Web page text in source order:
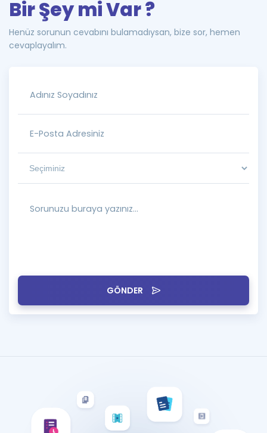
GÖNDER
Bir Şey mi Var ?
Henüz sorunun cevabını bulamadıysan, bize sor, hemen
cevaplayalım.